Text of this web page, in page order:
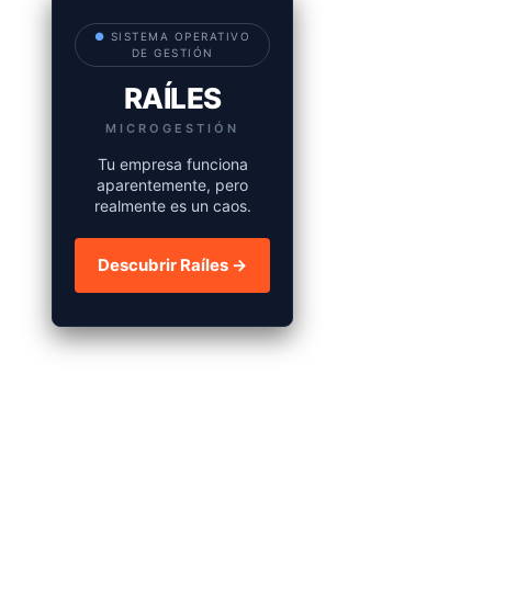
● SISTEMA OPERATIVO
DE GESTIÓN
RAÍLES
MICROGESTIÓN
Tu empresa funciona
aparentemente, pero
realmente es un caos.
Descubrir Raíles →